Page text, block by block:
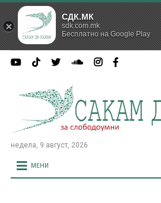
недела, 9 август, 2026
МЕНИ
СДК.МК
sdk.com.mk
Бесплатно на Google Play